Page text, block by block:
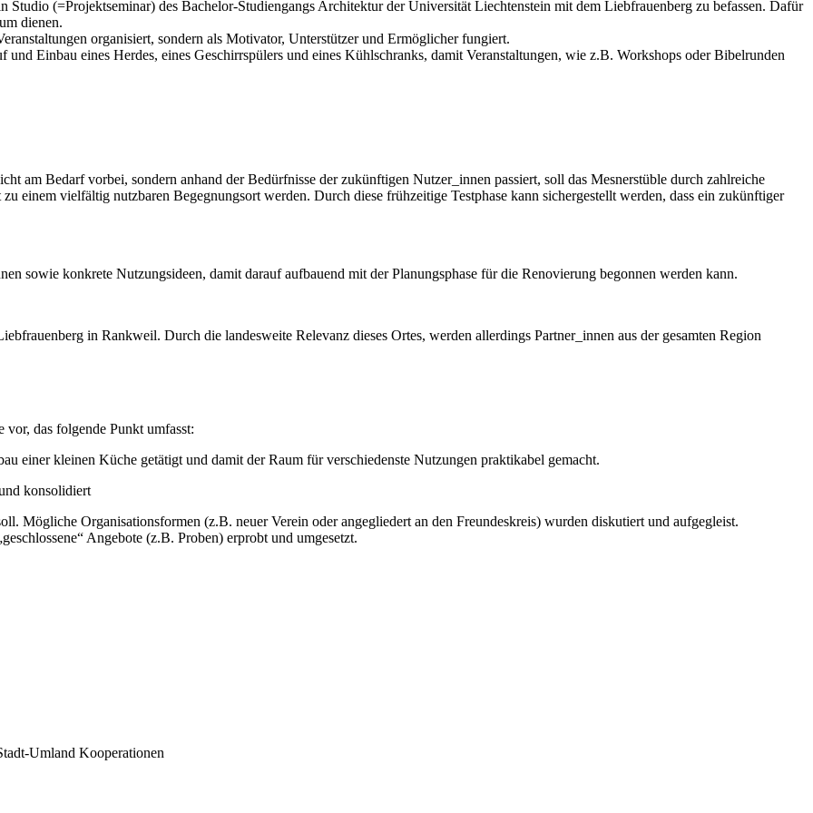
Studio (=Projektseminar) des Bachelor-Studiengangs Architektur der Universität Liechtenstein mit dem Liebfrauenberg zu befassen. Dafür
dienen.
organisiert, sondern als Motivator, Unterstützer und Ermöglicher fungiert.
Einbau eines Herdes, eines Geschirrspülers und eines Kühlschranks, damit Veranstaltungen, wie z.B. Workshops oder Bibelrunden
am Bedarf vorbei, sondern anhand der Bedürfnisse der zukünftigen Nutzer_innen passiert, soll das Mesnerstüble durch zahlreiche
einem vielfältig nutzbaren Begegnungsort werden. Durch diese frühzeitige Testphase kann sichergestellt werden, dass ein zukünftiger
sowie konkrete Nutzungsideen, damit darauf aufbauend mit der Planungsphase für die Renovierung begonnen werden kann.
in Rankweil. Durch die landesweite Relevanz dieses Ortes, werden allerdings Partner_innen aus der gesamten Region
das folgende Punkt umfasst:
einer kleinen Küche getätigt und damit der Raum für verschiedenste Nutzungen praktikabel gemacht.
konsolidiert
Mögliche Organisationsformen (z.B. neuer Verein oder angegliedert an den Freundeskreis) wurden diskutiert und aufgegleist.
Angebote (z.B. Proben) erprobt und umgesetzt.
Umland Kooperationen